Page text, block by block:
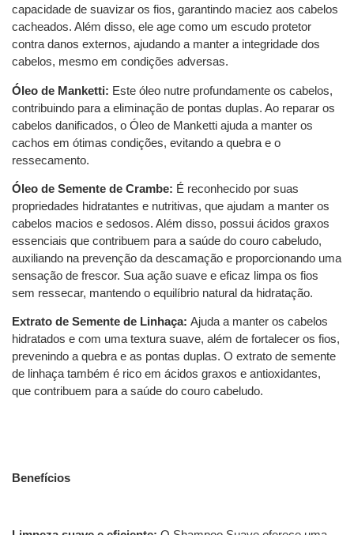
capacidade de suavizar os fios, garantindo maciez aos cabelos
cacheados. Além disso, ele age como um escudo protetor
contra danos externos, ajudando a manter a integridade dos
cabelos, mesmo em condições adversas.
Óleo de Manketti: Este óleo nutre profundamente os cabelos,
contribuindo para a eliminação de pontas duplas. Ao reparar os
cabelos danificados, o Óleo de Manketti ajuda a manter os
cachos em ótimas condições, evitando a quebra e o
ressecamento.
Óleo de Semente de Crambe: É reconhecido por suas
propriedades hidratantes e nutritivas, que ajudam a manter os
cabelos macios e sedosos. Além disso, possui ácidos graxos
essenciais que contribuem para a saúde do couro cabeludo,
auxiliando na prevenção da descamação e proporcionando uma
sensação de frescor. Sua ação suave e eficaz limpa os fios
sem ressecar, mantendo o equilíbrio natural da hidratação.
Extrato de Semente de Linhaça: Ajuda a manter os cabelos
hidratados e com uma textura suave, além de fortalecer os fios,
prevenindo a quebra e as pontas duplas. O extrato de semente
de linhaça também é rico em ácidos graxos e antioxidantes,
que contribuem para a saúde do couro cabeludo.
Benefícios